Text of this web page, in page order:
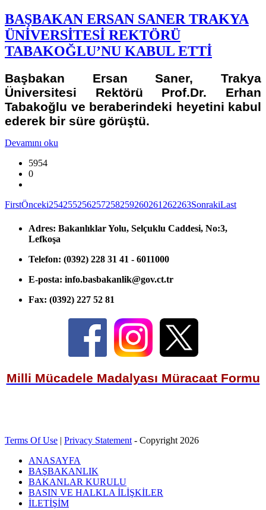
BAŞBAKAN ERSAN SANER TRAKYA
ÜNİVERSİTESİ REKTÖRÜ
TABAKOĞLU’NU KABUL ETTİ
Başbakan Ersan Saner, Trakya
Üniversitesi Rektörü Prof.Dr. Erhan
Tabakoğlu ve beraberindeki heyetini kabul
ederek bir süre görüştü.
Devamını oku
5954
0
FirstÖnceki254255256257258259260261 262263SonrakiLast
Adres: Bakanlıklar Yolu, Selçuklu Caddesi, No:3,
Lefkoşa
Telefon: (0392) 228 31 41 - 6011000
E-posta: info.basbakanlik@gov.ct.tr
Fax: (0392) 227 52 81
Milli Mücadele Madalyası Müracaat Formu
Terms Of Use | Privacy Statement - Copyright 2026
ANASAYFA
BAŞBAKANLIK
BAKANLAR KURULU
BASIN VE HALKLA İLİŞKİLER
İLETİŞİM